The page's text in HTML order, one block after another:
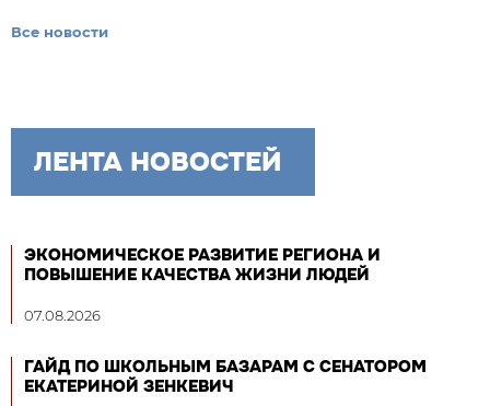
Все новости
ЛЕНТА НОВОСТЕЙ
ЭКОНОМИЧЕСКОЕ РАЗВИТИЕ РЕГИОНА И
ПОВЫШЕНИЕ КАЧЕСТВА ЖИЗНИ ЛЮДЕЙ
07.08.2026
ГАЙД ПО ШКОЛЬНЫМ БАЗАРАМ С СЕНАТОРОМ
ЕКАТЕРИНОЙ ЗЕНКЕВИЧ